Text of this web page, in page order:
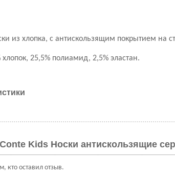
из хлопка, с антискользящим покрытием на
хлопок, 25,5% полиамид, 2,5% эластан.
Conte Kids Носки антискользящие
кто оставил отзыв.